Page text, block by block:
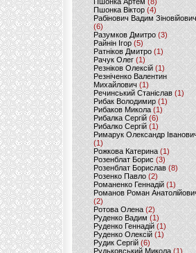
Пшонка Віктор(4)
Рабінович Вадим Зіновійович
(6)
Разумков Дмитро (3)
Райнін Ігор(5)
Ратніков Дмитро (1)
Рачук Олег (1)
Резніков Олексій(1)
Резніченко Валентин
Михайлович (1)
Речинський Станіслав (1)
Рибак Володимир(1)
Рибаков Микола(1)
Рибалка Сергій (6)
Рибалко Сергій (1)
Римарук Олександр
(1)
Рожкова Катерина(1)
Розенблат Борис (3)
Розенблат Борислав (8)
Розенко Павло (2)
Романенко Геннадій (1)
Романов Роман
(2)
Ротова Олена(2)
Руденко Вадим (1)
Руденко Геннадій (1)
Руденко Олексій(1)
Рудик Сергій(6)
Рудьковський Микола (1)